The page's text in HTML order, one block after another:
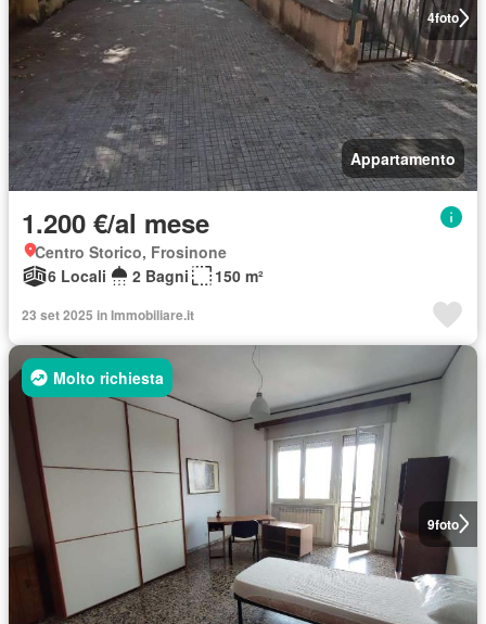
4foto
Appartamento
1.200 €/al mese
Centro Storico, Frosinone
6 Locali
2 Bagni 150 m²
23 set 2025 in Immobiliare.it
9foto
Molto richiesta